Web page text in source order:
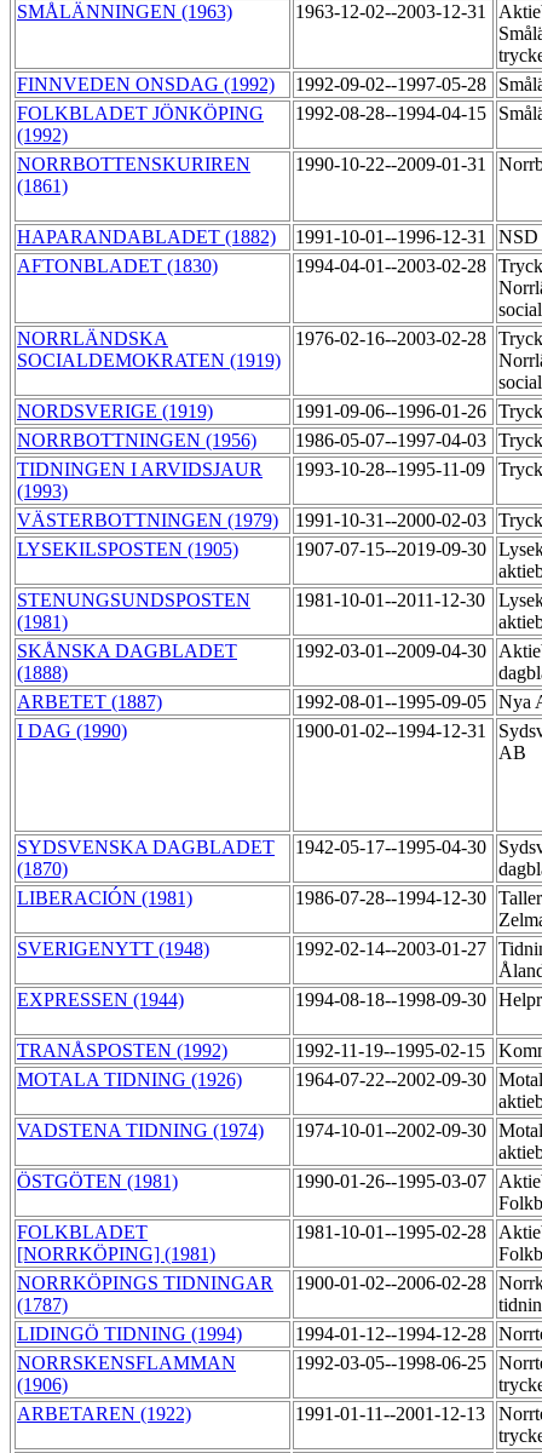
SMÅLÄNNINGEN (1963)
1963-12-02--2003-12-31
FINNVEDEN ONSDAG (1992)
1992-09-02--1997-05-28
FOLKBLADET JÖNKÖPING
(1992)
1992-08-28--1994-04-15
NORRBOTTENSKURIREN
(1861)
1990-10-22--2009-01-31
HAPARANDABLADET (1882) 1991-10-01--1996-12-31
NSD
AFTONBLADET (1830)
1994-04-01--2003-02-28
NORRLÄNDSKA
SOCIALDEMOKRATEN (1919)
1976-02-16--2003-02-28
NORDSVERIGE (1919)
1991-09-06--1996-01-26
NORRBOTTNINGEN (1956)
1986-05-07--1997-04-03
TIDNINGEN I ARVIDSJAUR
(1993)
1993-10-28--1995-11-09
VÄSTERBOTTNINGEN (1979) 1991-10-31--2000-02-03
LYSEKILSPOSTEN (1905)
1907-07-15--2019-09-30
STENUNGSUNDSPOSTEN
(1981)
1981-10-01--2011-12-30
SKÅNSKA DAGBLADET
(1888)
1992-03-01--2009-04-30
ARBETET (1887)
1992-08-01--1995-09-05 Nya
I DAG (1990)
1900-01-02--1994-12-31
AB
SYDSVENSKA DAGBLADET
(1870)
1942-05-17--1995-04-30
LIBERACIÓN (1981)
1986-07-28--1994-12-30
SVERIGENYTT (1948)
1992-02-14--2003-01-27
EXPRESSEN (1944)
1994-08-18--1998-09-30
TRANÅSPOSTEN (1992) 1992-11-19--1995-02-15
MOTALA TIDNING (1926)
1964-07-22--2002-09-30
VADSTENA TIDNING (1974)
1974-10-01--2002-09-30
ÖSTGÖTEN (1981)
1990-01-26--1995-03-07
FOLKBLADET
[NORRKÖPING] (1981)
1981-10-01--1995-02-28
NORRKÖPINGS TIDNINGAR
(1787)
1900-01-02--2006-02-28
LIDINGÖ TIDNING (1994)
1994-01-12--1994-12-28
NORRSKENSFLAMMAN
(1906)
1992-03-05--1998-06-25
ARBETAREN (1922)
1991-01-11--2001-12-13